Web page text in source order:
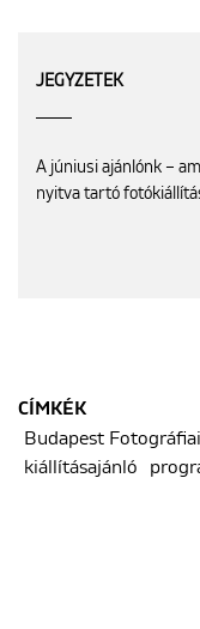
JEGYZETEK
A júniusi ajánlónk –
nyitva tartó
CÍMKÉK
Budapest
kiállításajánló